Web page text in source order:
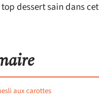
dessert sain dans cet
aux carottes